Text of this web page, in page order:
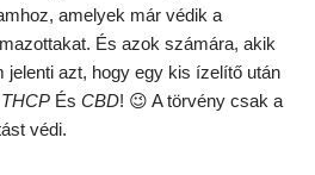
amelyek már védik a
És azok számára, akik
azt, hogy egy kis ízelítő után
THCP És CBD! 😉 A törvény csak a
védi.